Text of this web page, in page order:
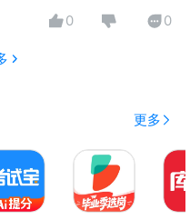
度出发，设置个性化功
每一个学习者获得完美
0 0
更多